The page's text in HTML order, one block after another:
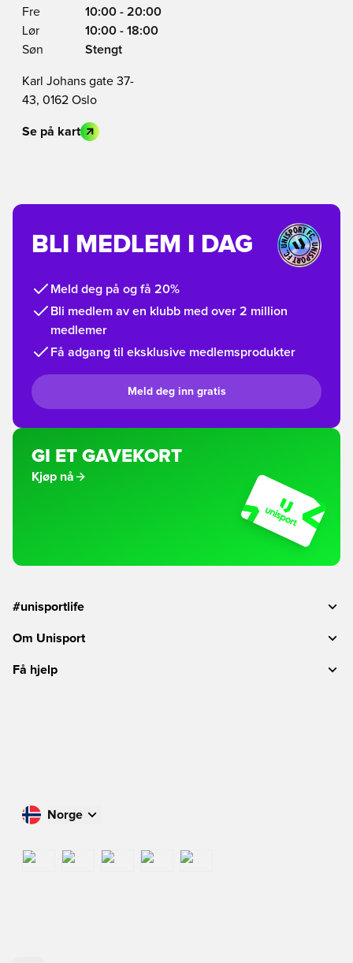
Fre
10:00 - 20:00
Lør
10:00 - 18:00
Søn
Stengt
Karl Johans gate 37-
43, 0162 Oslo
Se på kart
BLI MEDLEM I DAG
Meld deg på og få 20%
Bli medlem av en klubb med over 2 million
medlemer
Få adgang til eksklusive medlemsprodukter
Meld deg inn gratis
GI ET GAVEKORT
Kjøp nå
#unisportlife
Om Unisport
Få hjelp
Norge